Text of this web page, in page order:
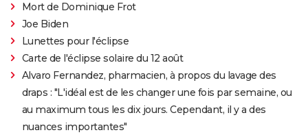
Mort de Dominique Frot
Joe Biden
Lunettes pour l'éclipse
Carte de l'éclipse solaire du 12 août
Alvaro Fernandez, pharmacien, à propos du lavage des
draps : "L'idéal est de les changer une fois par semaine, ou
au maximum tous les dix jours. Cependant, il y a des
nuances importantes"